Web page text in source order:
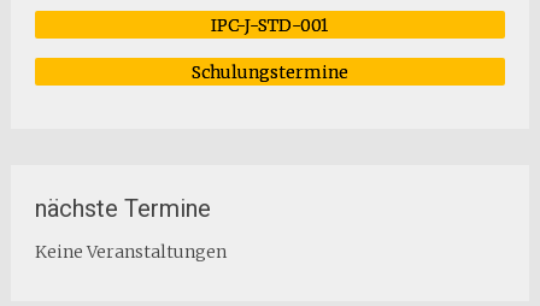
IPC-J-STD-001
Schulungstermine
nächste Termine
Keine Veranstaltungen